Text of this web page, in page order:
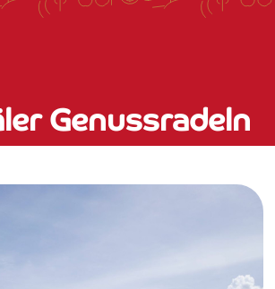
Genussradeln